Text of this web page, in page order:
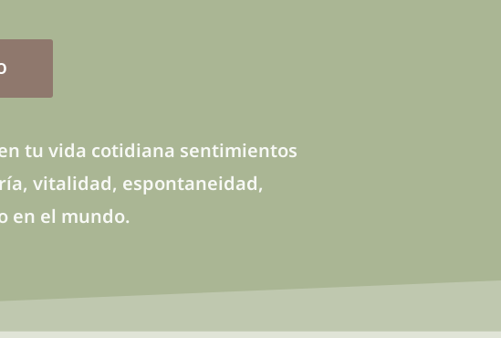
tu vida cotidiana sentimientos
vitalidad, espontaneidad,
en el mundo.